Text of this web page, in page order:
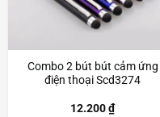
Combo 2 bút bút cảm ứng
điện thoại Scd3274
12.200₫